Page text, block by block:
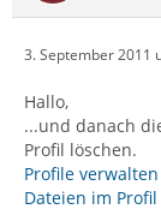
3. September 2011
Hallo,
...und danach
Profil löschen.
Profile
Dateien im